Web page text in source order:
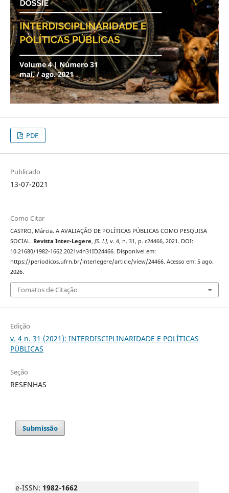
PDF
Publicado
13-07-2021
Como Citar
CASTRO, Márcia. A AVALIAÇÃO DE POLÍTICAS PÚBLICAS COMO PESQUISA
SOCIAL. Revista Inter-Legere, [S. l.], v. 4, n. 31, p. c24466, 2021. DOI:
10.21680/1982-1662.2021v4n31ID24466. Disponível em:
https://periodicos.ufrn.br/interlegere/article/view/24466. Acesso em: 5 ago.
2026.
Fomatos de Citação
Edição
v. 4 n. 31 (2021): INTERDISCIPLINARIDADE E POLÍTICAS
PÚBLICAS
Seção
RESENHAS
Submissão
e-ISSN: 1982-1662